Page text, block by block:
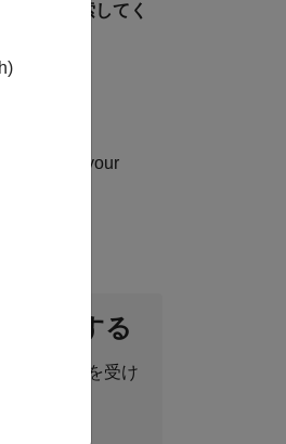
して検索してく
skills in your
参加する
最新情報を受け